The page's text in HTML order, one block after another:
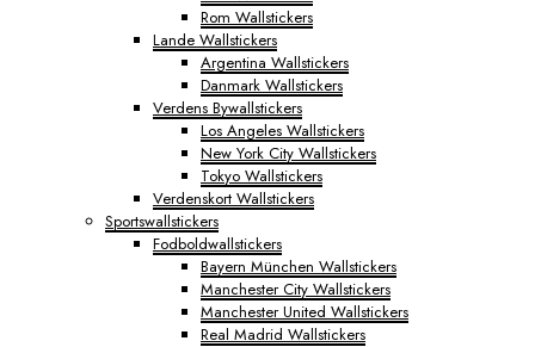
Rom Wallstickers
Lande Wallstickers
Argentina Wallstickers
Danmark Wallstickers
Verdens Bywallstickers
Los Angeles Wallstickers
New York City Wallstickers
Tokyo Wallstickers
Verdenskort Wallstickers
Sportswallstickers
Fodboldwallstickers
Bayern München Wallstickers
Manchester City Wallstickers
Manchester United Wallstickers
Real Madrid Wallstickers